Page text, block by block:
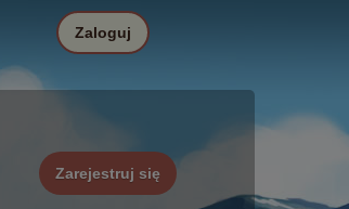
Zarejestruj się
Zaloguj